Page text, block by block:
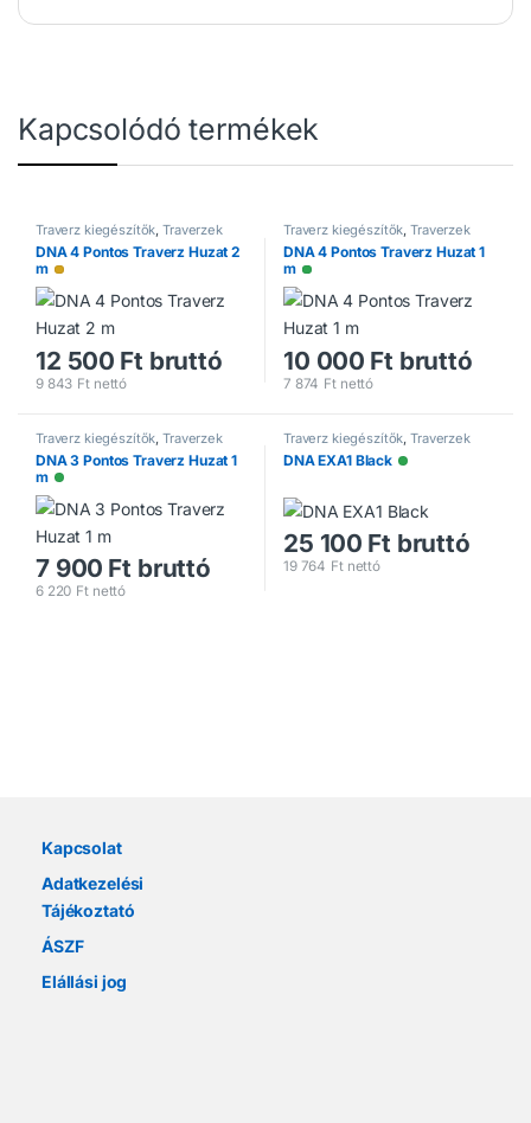
Kapcsolódó termékek
Traverz kiegészítők,Traverzek
DNA 4 Pontos Traverz Huzat 2
m Alacsony raktárkészlet
12 500 Ft bruttó
9 843 Ft nettó
Traverz kiegészítők,Traverzek
DNA 4 Pontos Traverz Huzat 1
m Elérhető
10 000 Ft bruttó
7 874 Ft nettó
Traverz kiegészítők,Traverzek
DNA 3 Pontos Traverz Huzat 1
m Elérhető
7 900 Ft bruttó
6 220 Ft nettó
Traverz kiegészítők,Traverzek
DNA EXA1 Black Elérhető
25 100 Ft bruttó
19 764 Ftnettó
Kapcsolat
Adatkezelési
Tájékoztató
ÁSZF
Elállási jog